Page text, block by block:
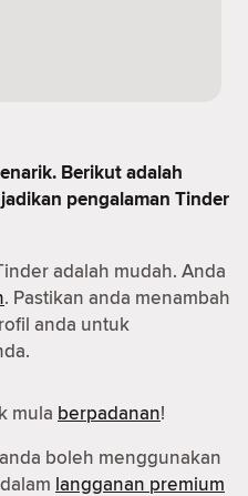
Berikut adalah
pengalaman Tinder
adalah mudah. Anda
. Pastikan anda menambah
anda untuk
mula berpadanan!
boleh menggunakan
langganan premium